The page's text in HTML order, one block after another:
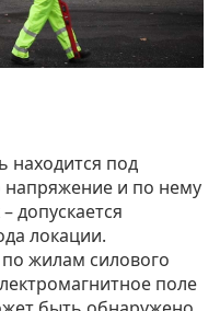
находится под
напряжение и по нему
допускается
локации.
жилам силового
поле